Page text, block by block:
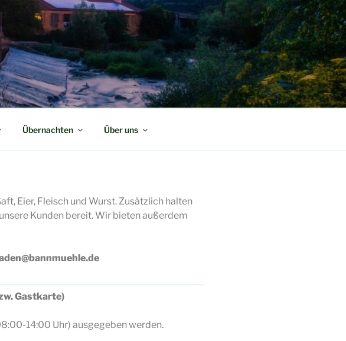
Übernachten Über uns
Eier, Fleisch und Wurst. Zusätzlich halten
Kunden bereit. Wir bieten außerdem
Gastkarte)
14:00 Uhr) ausgegeben werden.